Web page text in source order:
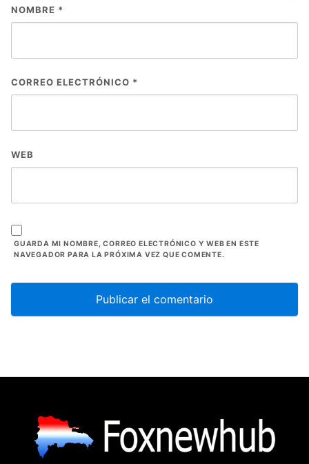
NOMBRE *
CORREO ELECTRÓNICO *
WEB
GUARDA MI NOMBRE, CORREO ELECTRÓNICO Y WEB EN ESTE
NAVEGADOR PARA LA PRÓXIMA VEZ QUE COMENTE.